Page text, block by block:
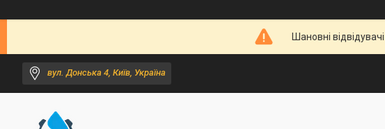
Шановні
вул. Донська 4, Київ, Україна